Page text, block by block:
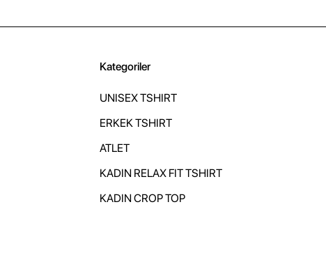
Kategoriler
UNISEX TSHIRT
ERKEK TSHIRT
ATLET
KADIN RELAX FIT TSHIRT
KADIN CROP TOP